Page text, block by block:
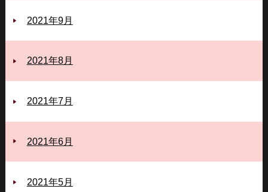
2021年9月
2021年8月
2021年7月
2021年6月
2021年5月